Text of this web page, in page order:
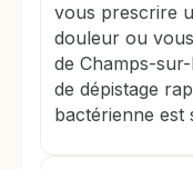
vous prescrire
douleur ou
de Champs-
de dépistage
bactérienne est